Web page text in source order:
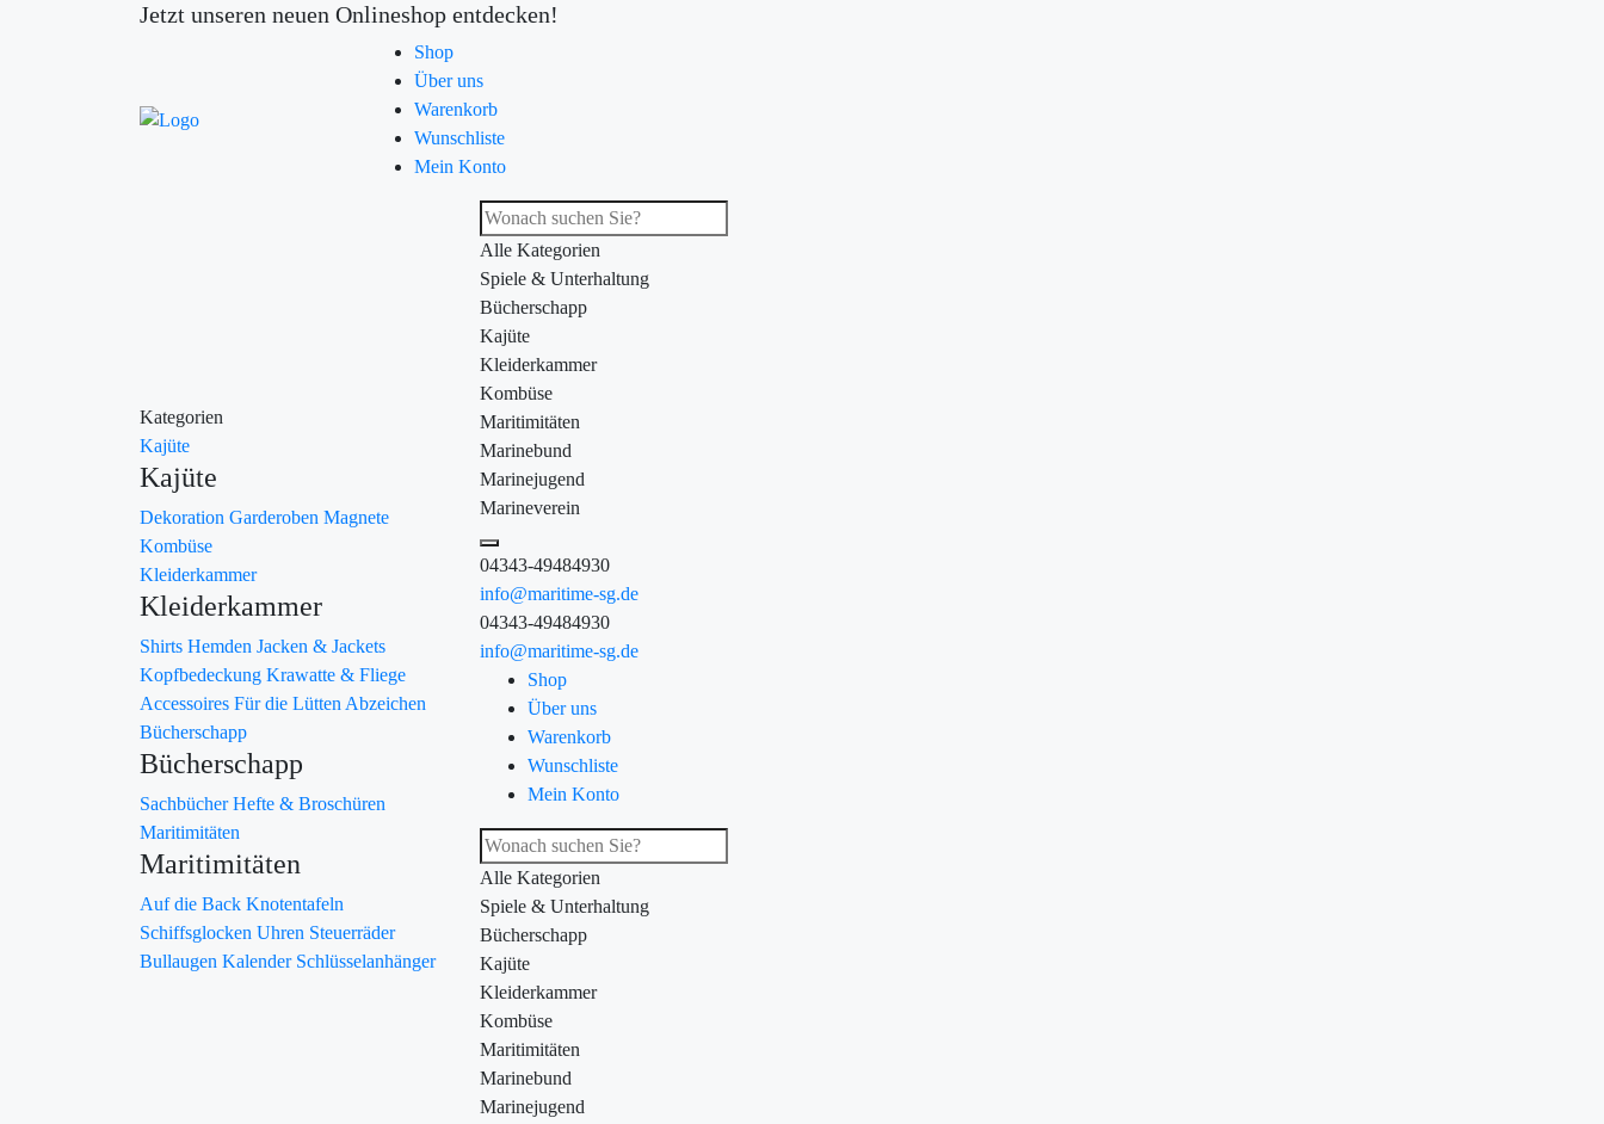
Jetzt unseren neuen Onlineshop entdecken!
Shop
Über uns
Warenkorb
Wunschliste
Mein Konto
Kategorien
Kajüte
Kajüte
Dekoration Garderoben Magnete
Kombüse
Kleiderkammer
Kleiderkammer
Shirts Hemden Jacken & Jackets
Kopfbedeckung Krawatte & Fliege
Accessoires Für die Lütten Abzeichen
Bücherschapp
Bücherschapp
SachbücherHefte & Broschüren
Maritimitäten
Maritimitäten
Auf die Back Knotentafeln
Schiffsglocken Uhren Steuerräder
Bullaugen Kalender Schlüsselanhänger
Alle Kategorien
Spiele & Unterhaltung
Bücherschapp
Kajüte
Kleiderkammer
Kombüse
Maritimitäten
Marinebund
Marinejugend
Marineverein
04343-49484930
info@maritime-sg.de
04343-49484930
info@maritime-sg.de
Shop
Über uns
Warenkorb
Wunschliste
Mein Konto
Alle Kategorien
Spiele & Unterhaltung
Bücherschapp
Kajüte
Kleiderkammer
Kombüse
Maritimitäten
Marinebund
Marinejugend